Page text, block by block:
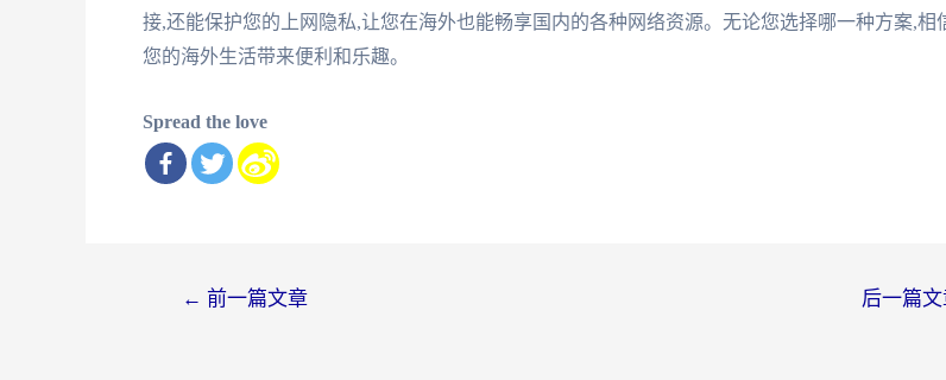
接,还能保护您的上网隐私,让您在海外也能畅享国内的各种网络资源。无论您选择哪一种方案,相
您的海外生活带来便利和乐趣。
Spread the love
← 前一篇文章 后一篇